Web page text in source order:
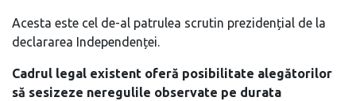
Acesta este cel de-al patrulea scrutin prezidențial de la
declararea Independenței.
Cadrul legal existent oferă posibilitate alegătorilor
să sesizeze neregulile observate pe durata